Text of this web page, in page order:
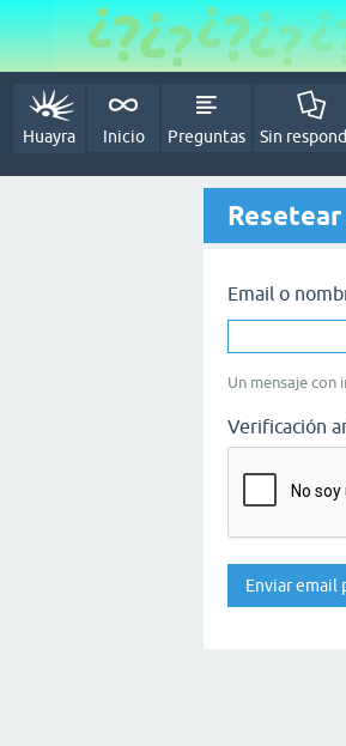
Huayra Inicio Preguntas Sin
Email o
Un mensaje con
Verificación